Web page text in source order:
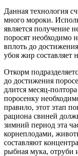
Данная технология
много мороки.
является получение
поросят необходимо
вплоть до
убоя жир составляет
Откорм
до достижения
длится месяц-
поросенку
правило, этот этап
рациона свиней
зимний период эта
корнеплодами,
составляют
рыбная мука, отруби